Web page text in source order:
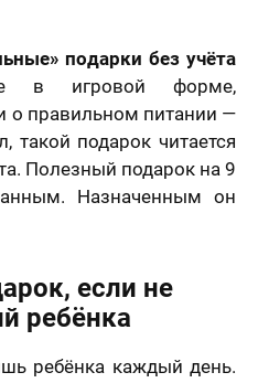
подарки без учёта
в игровой форме,
о правильном питании —
такой подарок читается
Полезный подарок на 9
Назначенным он
если не
ребёнка
ребёнка каждый день.